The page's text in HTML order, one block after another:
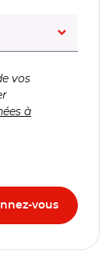
vos
à